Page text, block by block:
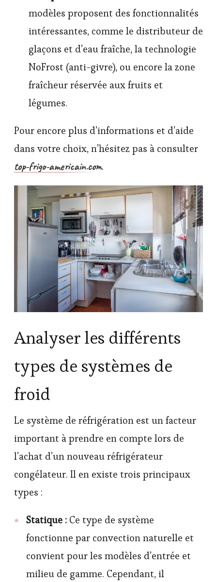
modèles proposent des fonctionnalités
intéressantes, comme le distributeur de
glaçons et d’eau fraîche, la technologie
NoFrost (anti-givre), ou encore la zone
fraîcheur réservée aux fruits et
légumes.
Pour encore plus d’informations et d’aide
dans votre choix, n’hésitez pas à consulter
top-frigo-americain.com.
Analyser les différents
types de systèmes de
froid
Le système de réfrigération est un facteur
important à prendre en compte lors de
l’achat d’un nouveau réfrigérateur
congélateur. Il en existe trois principaux
types :
Statique : Ce type de système
fonctionne par convection naturelle et
convient pour les modèles d’entrée et
milieu de gamme. Cependant, il